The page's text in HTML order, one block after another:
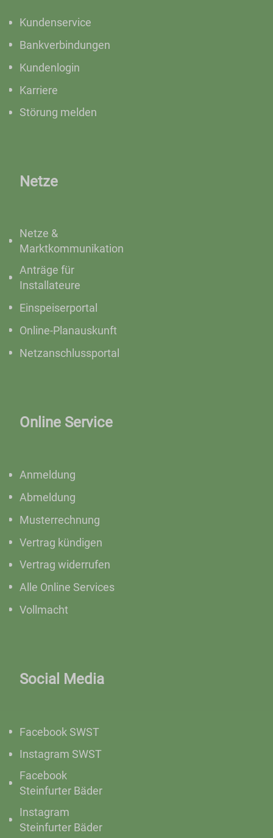
Kundenservice
Bankverbindungen
Kundenlogin
Karriere
Störung melden
Netze
Netze &
Marktkommunikation
Anträge für
Installateure
Einspeiserportal
Online-Planauskunft
Netzanschlussportal
Online Service
Anmeldung
Abmeldung
Musterrechnung
Vertrag kündigen
Vertrag widerrufen
Alle Online Services
Vollmacht
Social Media
Facebook SWST
Instagram SWST
Facebook
Steinfurter Bäder
Instagram
Steinfurter Bäder